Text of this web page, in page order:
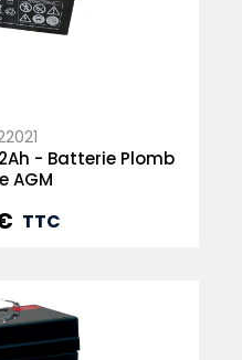
- Batterie Plomb
AGM
TTC